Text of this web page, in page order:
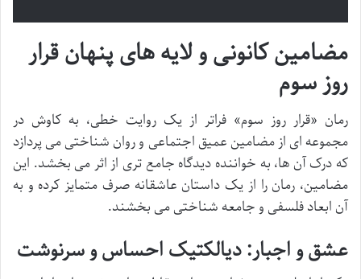
مضامین کانونی و لایه های پنهان قرار
روز سوم
رمان «قرار روز سوم» فراتر از یک روایت خطی، به کاوش در
مجموعه ای از مضامین عمیق اجتماعی و روان شناختی می پردازد
که درک آن ها، به خواننده دیدگاه جامع تری از اثر می بخشد. این
مضامین، رمان را از یک داستان عاشقانه صرف متمایز کرده و به
آن ابعاد فلسفی و جامعه شناختی می بخشند.
عشق و اجبار: دیالکتیک احساس و سرنوشت